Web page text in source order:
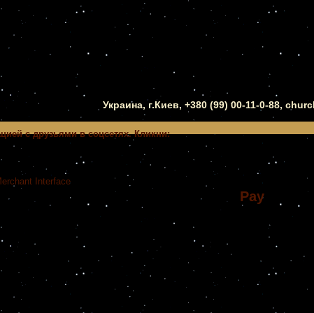
Украина, г.Киев, +380 (99) 00-11-0-88,
с друзьями в соцсетях. Кликни:
Pay
Interface